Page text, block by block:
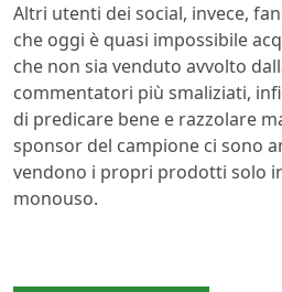
Altri utenti dei social, invece,
che oggi è quasi impossibile
che non sia venduto avvolto
commentatori più smaliziati,
di predicare bene e razzolare
sponsor del campione ci sono
vendono i propri prodotti solo
monouso.